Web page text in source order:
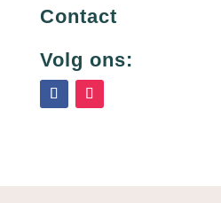
Contact
Volg ons: